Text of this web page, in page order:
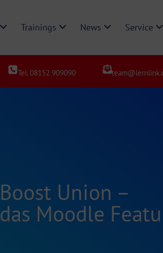
Trainings News Service
Tel. 08152 909090
Boost Union –
das Moodle